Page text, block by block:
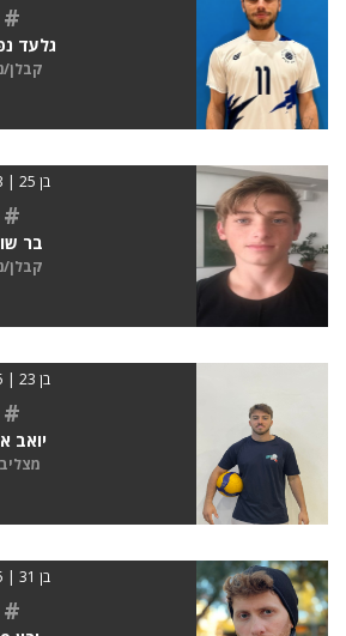
#
גלעד
קבלן/
בן 25 | 1.83
#
בר
קבלן/
בן 23 | 1.85
#
יואב
בן 31 | 1.85
#